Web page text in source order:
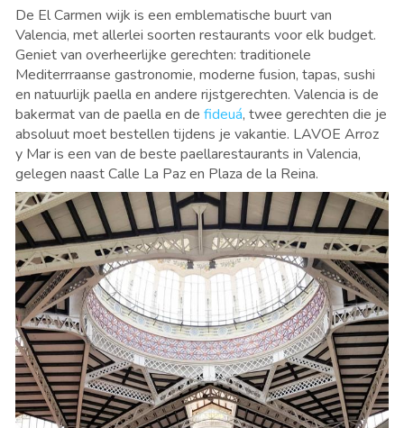
De El Carmen wijk is een emblematische buurt van
Valencia, met allerlei soorten restaurants voor elk budget.
Geniet van overheerlijke gerechten: traditionele
Mediterrraanse gastronomie, moderne fusion, tapas, sushi
en natuurlijk paella en andere rijstgerechten. Valencia is de
bakermat van de paella en de fideuá, twee gerechten die je
absoluut moet bestellen tijdens je vakantie. LAVOE Arroz
y Mar is een van de beste paellarestaurants in Valencia,
gelegen naast Calle La Paz en Plaza de la Reina.